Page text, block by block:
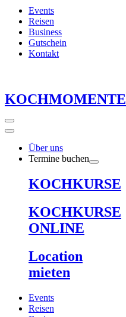
Events
Reisen
Business
Gutschein
Kontakt
KOCHMOMENTE
Über uns
Termine buchen
KOCHKURSE
KOCHKURSE
ONLINE
Location
mieten
Events
Reisen